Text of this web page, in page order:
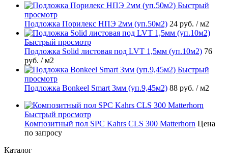
Быстрый
просмотр
Подложка Порилекс НПЭ 2мм (уп.50м2) 24 руб. / м2
Быстрый просмотр
Подложка Solid листовая под LVT 1,5мм (уп.10м2) 76
руб. / м2
Быстрый
просмотр
Подложка Bonkeel Smart 3мм (уп.9,45м2) 88 руб. / м2
Быстрый просмотр
Композитный пол SPC Kahrs CLS 300 Matterhorn Цена
по запросу
Каталог